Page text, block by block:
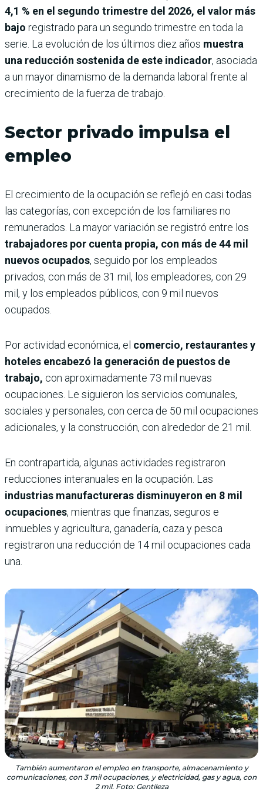
4,1 % en el segundo trimestre del 2026, el valor más
bajo registrado para un segundo trimestre en toda la
serie. La evolución de los últimos diez años muestra
una reducción sostenida de este indicador, asociada
a un mayor dinamismo de la demanda laboral frente al
crecimiento de la fuerza de trabajo.
Sector privado impulsa el
empleo
El crecimiento de la ocupación se reflejó en casi todas
las categorías, con excepción de los familiares no
remunerados. La mayor variación se registró entre los
trabajadores por cuenta propia, con más de 44 mil
nuevos ocupados, seguido por los empleados
privados, con más de 31 mil, los empleadores, con 29
mil, y los empleados públicos, con 9 mil nuevos
ocupados.
Por actividad económica, el comercio, restaurantes y
hoteles encabezó la generación de puestos de
trabajo, con aproximadamente 73 mil nuevas
ocupaciones. Le siguieron los servicios comunales,
sociales y personales, con cerca de 50 mil ocupaciones
adicionales, y la construcción, con alrededor de 21 mil.
En contrapartida, algunas actividades registraron
reducciones interanuales en la ocupación. Las
industrias manufactureras disminuyeron en 8 mil
ocupaciones, mientras que finanzas, seguros e
inmuebles y agricultura, ganadería, caza y pesca
registraron una reducción de 14 mil ocupaciones cada
una.
También aumentaron el empleo en transporte, almacenamiento y
comunicaciones, con 3 mil ocupaciones, y electricidad, gas y agua, con
2 mil. Foto: Gentileza